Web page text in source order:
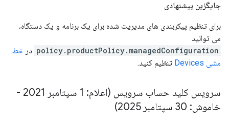
جایگزین پیشنهادی
برای تنظیم پیکربندی های مدیریت شده برای یک برنامه و یک دستگاه،
می توانید
policy.productPolicy.managedConfiguration در خط
مشی Devices
تنظیم کنید.
سرویس کلید حساب سرویس (اعلام: 1 سپتامبر 2021 -
خاموش: 30 سپتامبر 2025)